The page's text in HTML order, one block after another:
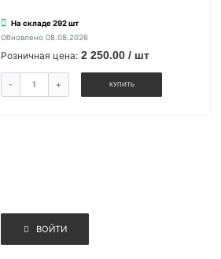
На складе 292 шт
Обновлено 08.08.2026
Розничная цена: 2 250.00 / шт
- + КУПИТЬ
ВОЙТИ